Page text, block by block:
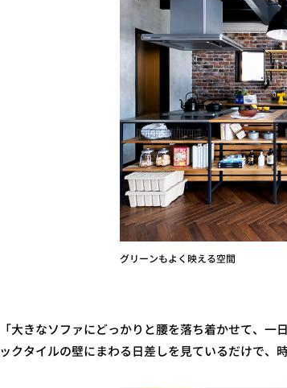
グリーンもよく映える空間
「大きなソファにどっかりと腰を落ち着かせて、
ックタイルの壁にまわる日差しを見ているだけで、